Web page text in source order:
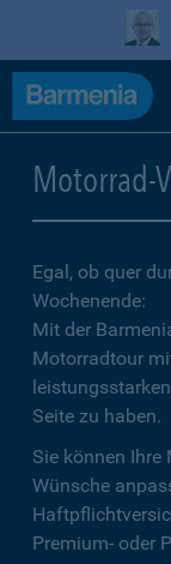
Motorrad-
Egal, ob quer
Wochenende:
Mit der
Motorradtour
Seite zu haben.
Sie können Ihre
Wünsche
Premium- oder